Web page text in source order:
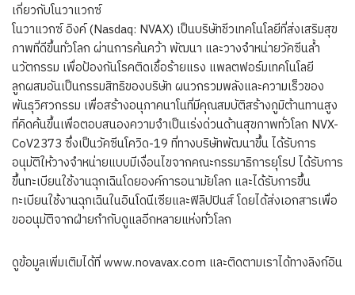
เกี่ยวกับโนวาแวกซ์
โนวาแวกซ์ อิงค์ (Nasdaq: NVAX) เป็นบริษัทชีวเทคโนโลยีที่ส่งเสริมสุข
ภาพที่ดีขึ้นทั่วโลก ผ่านการค้นคว้า พัฒนา และวางจำหน่ายวัคซีนล้ำ
นวัตกรรม เพื่อป้องกันโรคติดเชื้อร้ายแรง แพลตฟอร์มเทคโนโลยี
ลูกผสมอันเป็นกรรมสิทธิของบริษัท ผนวกรวมพลังและความเร็วของ
พันธุวิศวกรรม เพื่อสร้างอนุภาคนาโนที่มีคุณสมบัติสร้างภูมิต้านทานสูง
ที่คิดค้นขึ้นเพื่อตอบสนองความจำเป็นเร่งด่วนด้านสุขภาพทั่วโลก NVX-
CoV2373 ซึ่งเป็นวัคซีนโควิด-19 ที่ทางบริษัทพัฒนาขึ้น ได้รับการ
อนุมัติให้วางจำหน่ายแบบมีเงื่อนไขจากคณะกรรมาธิการยุโรป ได้รับการ
ขึ้นทะเบียนใช้งานฉุกเฉินโดยองค์การอนามัยโลก และได้รับการขึ้น
ทะเบียนใช้งานฉุกเฉินในอินโดนีเซียและฟิลิปปินส์ โดยได้ส่งเอกสารเพื่อ
ขออนุมัติจากฝ่ายกำกับดูแลอีกหลายแห่งทั่วโลก
ดูข้อมูลเพิ่มเติมได้ที่ www.novavax.com และติดตามเราได้ทางลิงก์อิน